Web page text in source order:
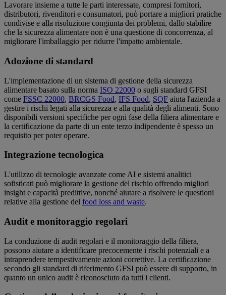
Lavorare insieme a tutte le parti interessate, compresi fornitori,
distributori, rivenditori e consumatori, può portare a migliori pratiche
condivise e alla risoluzione congiunta dei problemi, dallo stabilire
che la sicurezza alimentare non è una questione di concorrenza, al
migliorare l'imballaggio per ridurre l'impatto ambientale.
Adozione di standard
L'implementazione di un sistema di gestione della sicurezza
alimentare basato sulla norma ISO 22000 o sugli standard GFSI
come FSSC 22000, BRCGS Food, IFS Food, SQF aiuta l'azienda a
gestire i rischi legati alla sicurezza e alla qualità degli alimenti. Sono
disponibili versioni specifiche per ogni fase della filiera alimentare e
la certificazione da parte di un ente terzo indipendente è spesso un
requisito per poter operare.
Integrazione tecnologica
L'utilizzo di tecnologie avanzate come AI e sistemi analitici
sofisticati può migliorare la gestione del rischio offrendo migliori
insight e capacità predittive, nonché aiutare a risolvere le questioni
relative alla gestione del food loss and waste.
Audit e monitoraggio regolari
La conduzione di audit regolari e il monitoraggio della filiera,
possono aiutare a identificare precocemente i rischi potenziali e a
intraprendere tempestivamente azioni correttive. La certificazione
secondo gli standard di riferimento GFSI può essere di supporto, in
quanto un unico audit è riconosciuto da tutti i clienti.